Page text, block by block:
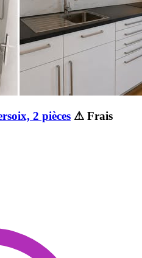
2 pièces ⚠ Frais